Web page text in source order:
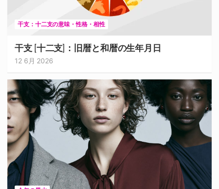
干支：十二支の意味・性格・相性
干支 [十二支]：旧暦と和暦の生年月日
12 6月 2026